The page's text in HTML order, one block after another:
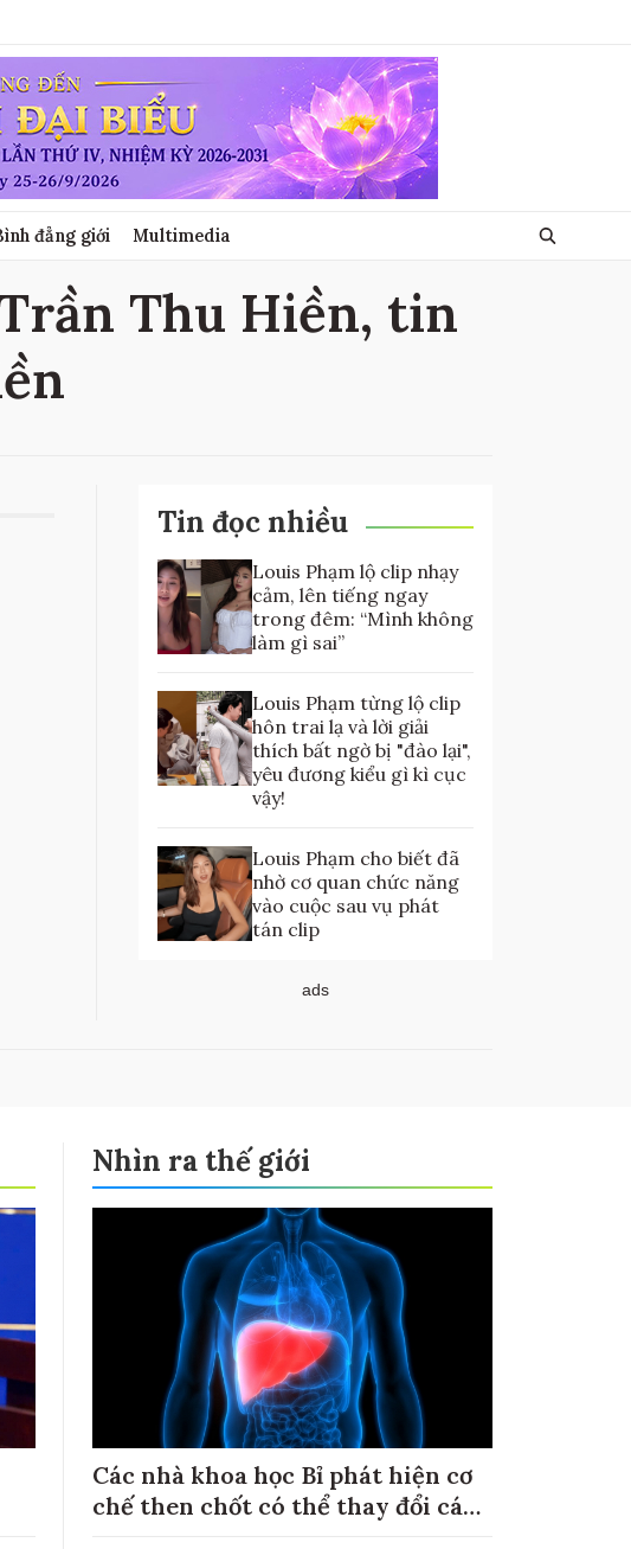
đẳng giới Multimedia
Thu Hiền, tin
Tin đọc nhiều
Louis Phạm lộ clip nhạy
cảm, lên tiếng ngay
trong đêm: “Mình không
làm gì sai”
Louis Phạm từng lộ clip
hôn trai lạ và lời giải
thích bất ngờ bị "đào lại",
yêu đương kiểu gì kì cục
vậy!
Louis Phạm cho biết đã
nhờ cơ quan chức năng
vào cuộc sau vụ phát
tán clip
ads
Nhìn ra thế giới
Các nhà khoa học Bỉ phát hiện cơ
chế then chốt có thể thay đổi cách